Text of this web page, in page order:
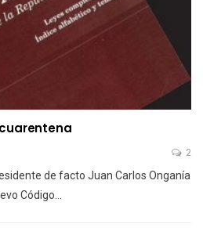
2
de facto Juan Carlos Onganía
Código…